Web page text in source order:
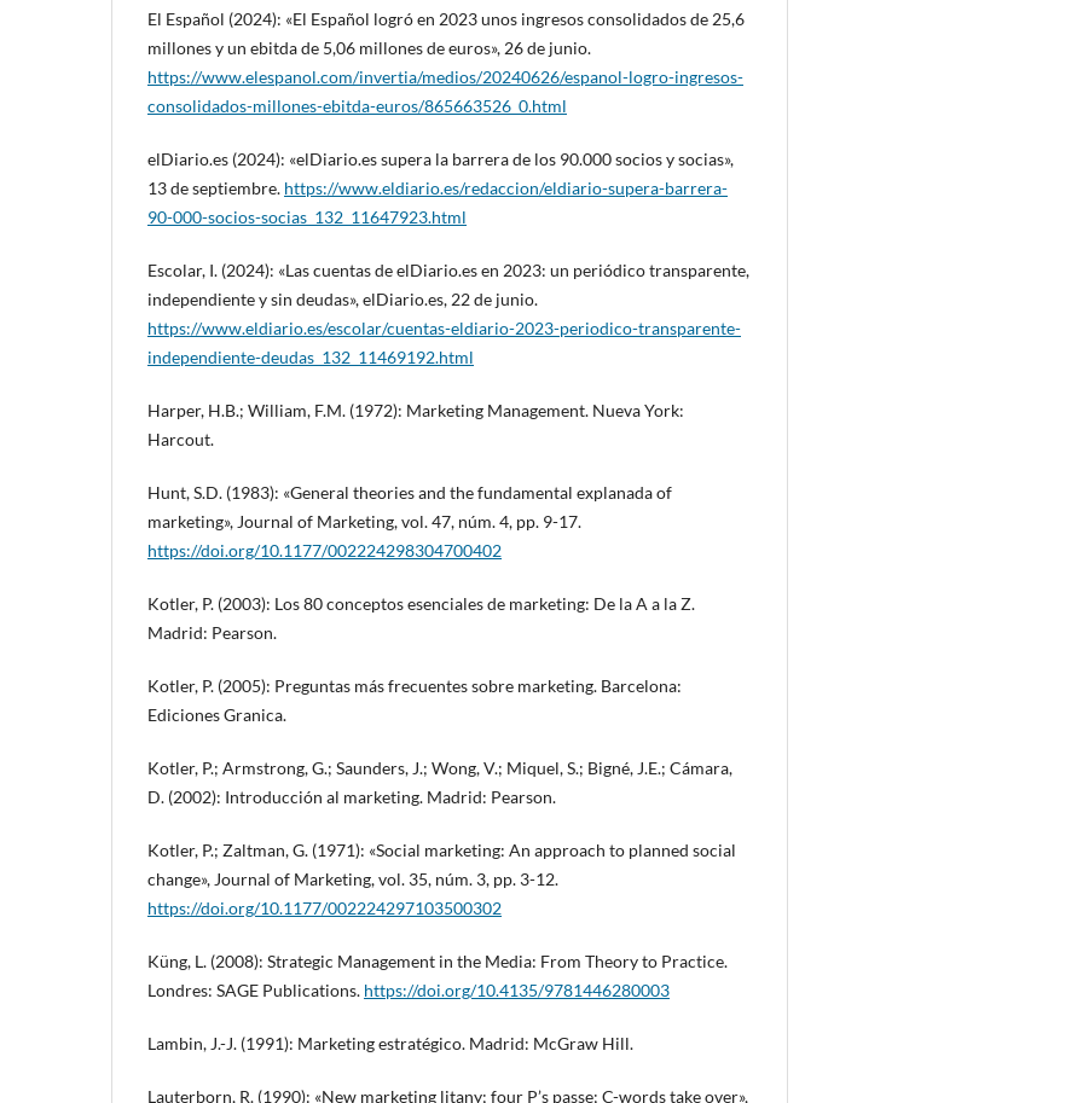
El Español (2024): «El Español logró en 2023 unos ingresos consolidados de 25,6
millones y un ebitda de 5,06 millones de euros», 26 de junio.
https://www.elespanol.com/invertia/medios/20240626/espanol-logro-ingresos-
consolidados-millones-ebitda-euros/865663526_0.html
elDiario.es (2024): «elDiario.es supera la barrera de los 90.000 socios y socias»,
13 de septiembre. https://www.eldiario.es/redaccion/eldiario-supera-barrera-
90-000-socios-socias_132_11647923.html
Escolar, I. (2024): «Las cuentas de elDiario.es en 2023: un periódico transparente,
independiente y sin deudas», elDiario.es, 22 de junio.
https://www.eldiario.es/escolar/cuentas-eldiario-2023-periodico-transparente-
independiente-deudas_132_11469192.html
Harper, H.B.; William, F.M. (1972): Marketing Management. Nueva York:
Harcout.
Hunt, S.D. (1983): «General theories and the fundamental explanada of
marketing», Journal of Marketing, vol. 47, núm. 4, pp. 9-17.
https://doi.org/10.1177/002224298304700402
Kotler, P. (2003): Los 80 conceptos esenciales de marketing: De la A a la Z.
Madrid: Pearson.
Kotler, P. (2005): Preguntas más frecuentes sobre marketing. Barcelona:
Ediciones Granica.
Kotler, P.; Armstrong, G.; Saunders, J.; Wong, V.; Miquel, S.; Bigné, J.E.; Cámara,
D. (2002): Introducción al marketing. Madrid: Pearson.
Kotler, P.; Zaltman, G. (1971): «Social marketing: An approach to planned social
change», Journal of Marketing, vol. 35, núm. 3, pp. 3-12.
https://doi.org/10.1177/002224297103500302
Küng, L. (2008): Strategic Management in the Media: From Theory to Practice.
Londres: SAGE Publications. https://doi.org/10.4135/9781446280003
Lambin, J.-J. (1991): Marketing estratégico. Madrid: McGraw Hill.
Lauterborn, R. (1990): «New marketing litany; four P’s passe; C-words take over»,